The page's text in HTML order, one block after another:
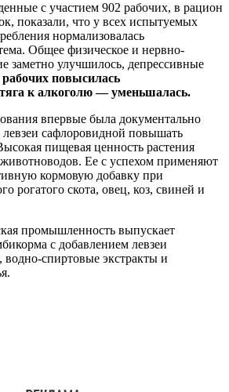
с участием 902 рабочих, в рацион
показали, что у всех испытуемых
нормализовалась
Общее физическое и нервно-
заметно улучшилось, депрессивные
повысилась
тяга к алкоголю — уменьшалась.
впервые была документально
левзеи сафлоровидной повышать
пищевая ценность растения
Ее с успехом применяют
кормовую добавку при
рогатого скота, овец, коз, свиней и
промышленность выпускает
с добавлением левзеи
водно-спиртовые экстракты и